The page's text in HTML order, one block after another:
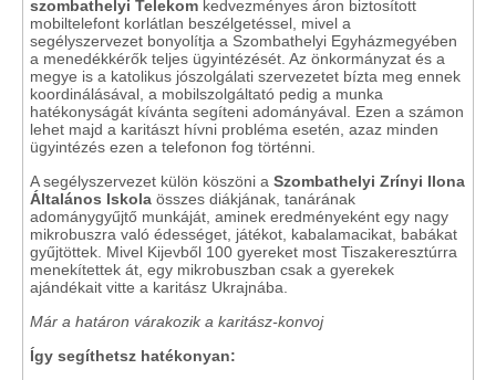
szombathelyi Telekom kedvezményes áron biztosított
mobiltelefont korlátlan beszélgetéssel, mivel a
segélyszervezet bonyolítja a Szombathelyi Egyházmegyében
a menedékkérők teljes ügyintézését. Az önkormányzat és a
megye is a katolikus jószolgálati szervezetet bízta meg ennek
koordinálásával, a mobilszolgáltató pedig a munka
hatékonyságát kívánta segíteni adományával. Ezen a számon
lehet majd a karitászt hívni probléma esetén, azaz minden
ügyintézés ezen a telefonon fog történni.
A segélyszervezet külön köszöni a Szombathelyi Zrínyi Ilona
Általános Iskola összes diákjának, tanárának
adománygyűjtő munkáját, aminek eredményeként egy nagy
mikrobuszra való édességet, játékot, kabalamacikat, babákat
gyűjtöttek. Mivel Kijevből 100 gyereket most Tiszakeresztúrra
menekítettek át, egy mikrobuszban csak a gyerekek
ajándékait vitte a karitász Ukrajnába.
Már a határon várakozik a karitász-konvoj
Így segíthetsz hatékonyan: